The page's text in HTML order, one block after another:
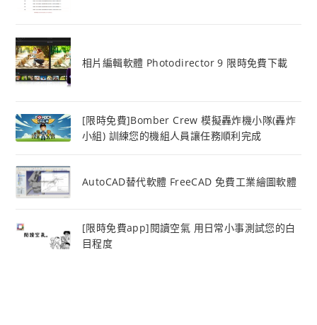
相片編輯軟體 Photodirector 9 限時免費下載
[限時免費]Bomber Crew 模擬轟炸機小隊(轟炸
小組) 訓練您的機組人員讓任務順利完成
AutoCAD替代軟體 FreeCAD 免費工業繪圖軟體
[限時免費app]閱讀空氣 用日常小事測試您的白
目程度